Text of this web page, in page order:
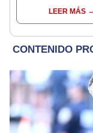
otro como él”
LEER MÁS